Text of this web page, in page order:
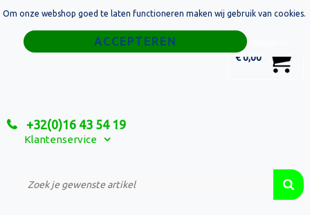
€ 0,00
+32(0)16 43 54 19
Klantenservice
Home
Relatiegeschenken
Custom Made Projecten
Om onze webshop goed te laten functioneren maken wij gebruik van cookies.